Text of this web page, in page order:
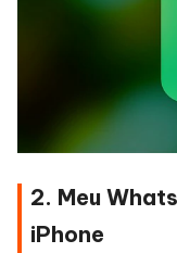
2. Meu
iPhone